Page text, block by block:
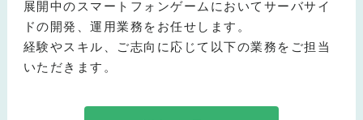
展開中のスマートフォンゲームにおいてサーバサイ
ドの開発、運用業務をお任せします。
経験やスキル、ご志向に応じて以下の業務をご担当
いただきます。